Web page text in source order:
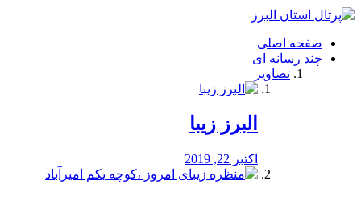
فصد
شرق
تهران
خشکشویی
صفحه اصلی
چند رسانه ای
تصاویر
البرز زیبا
اکتبر 22, 2019